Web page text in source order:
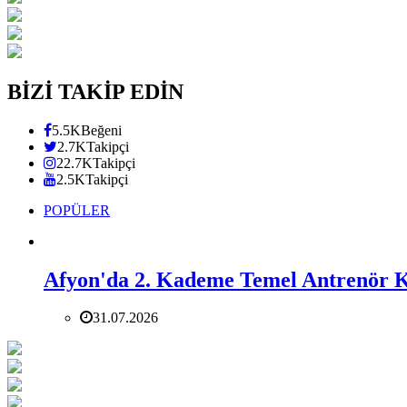
BİZİ TAKİP EDİN
5.5KBeğeni
2.7KTakipçi
22.7KTakipçi
2.5KTakipçi
POPÜLER
Afyon'da 2. Kademe Temel Antrenör
31.07.2026